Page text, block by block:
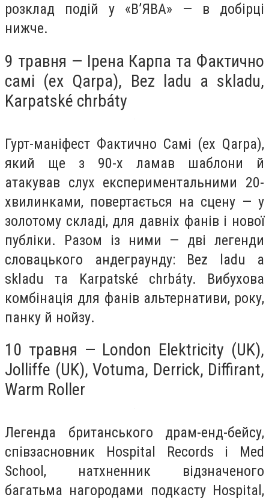
розклад подій у «В’ЯВА» — в добірці
нижче.
9 травня — Ірена Карпа та Фактично
самі (ex Qarpa), Bez ladu a skladu,
Karpatské chrbáty
Гурт-маніфест Фактично Самі (ex Qarpa),
який ще з 90-х ламав шаблони й
атакував слух експериментальними 20-
хвилинками, повертається на сцену — у
золотому складі, для давніх фанів і нової
публіки. Разом із ними — дві легенди
словацького андеграунду: Bez ladu a
skladu та Karpatské chrbáty. Вибухова
комбінація для фанів альтернативи, року,
панку й нойзу.
10 травня — London Elektricity (UK),
Jolliffe (UK), Votuma, Derrick, Diffirant,
Warm Roller
Легенда британського драм-енд-бейсу,
співзасновник Hospital Records і Med
School, натхненник відзначеного
багатьма нагородами подкасту Hospital,